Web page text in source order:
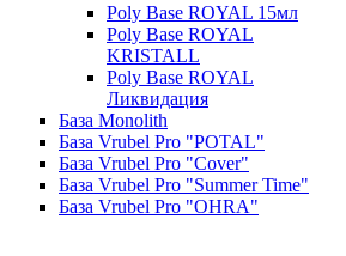
Poly Base ROYAL 15мл
Poly Base ROYAL
KRISTALL
Poly Base ROYAL
Ликвидация
База Monolith
База Vrubel Pro "POTAL"
База Vrubel Pro "Сover"
База Vrubel Pro "Summer Time"
База Vrubel Pro "OHRA"